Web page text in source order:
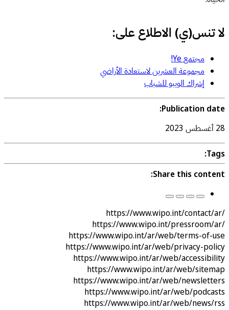
لا تنس(ي) الاطلاع على:
مجتمع Ye!
مجموعة العشرين لاستعادة الأراضي
إشراك الويبو للشباب
Publication date:
28 أغسطس 2023
Tags:
Share this content:
https://www.wipo.int/contact/ar/
https://www.wipo.int/pressroom/ar/
https://www.wipo.int/ar/web/terms-of-use
https://www.wipo.int/ar/web/privacy-policy
https://www.wipo.int/ar/web/accessibility
https://www.wipo.int/ar/web/sitemap
https://www.wipo.int/ar/web/newsletters
https://www.wipo.int/ar/web/podcasts
https://www.wipo.int/ar/web/news/rss